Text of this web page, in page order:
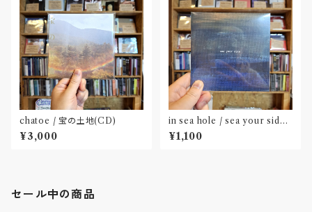
chatoe / 宝の土地(CD)
¥3,000
in sea hole / sea your side
(CD)
¥1,100
セール中の商品